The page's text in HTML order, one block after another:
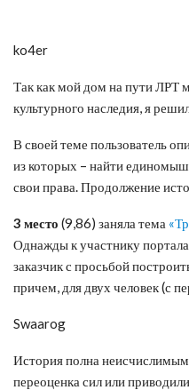
ko4er
Так как мой дом на пути ЛРТ
культурного наследия, я
В своей теме пользователь
из которых – найти
свои права. Продолжение
3 место (9,86) заняла тема
Однажды к участнику
заказчик с просьбой
причем, для двух человек (с
Swaarog
История полна
переоценка сил или